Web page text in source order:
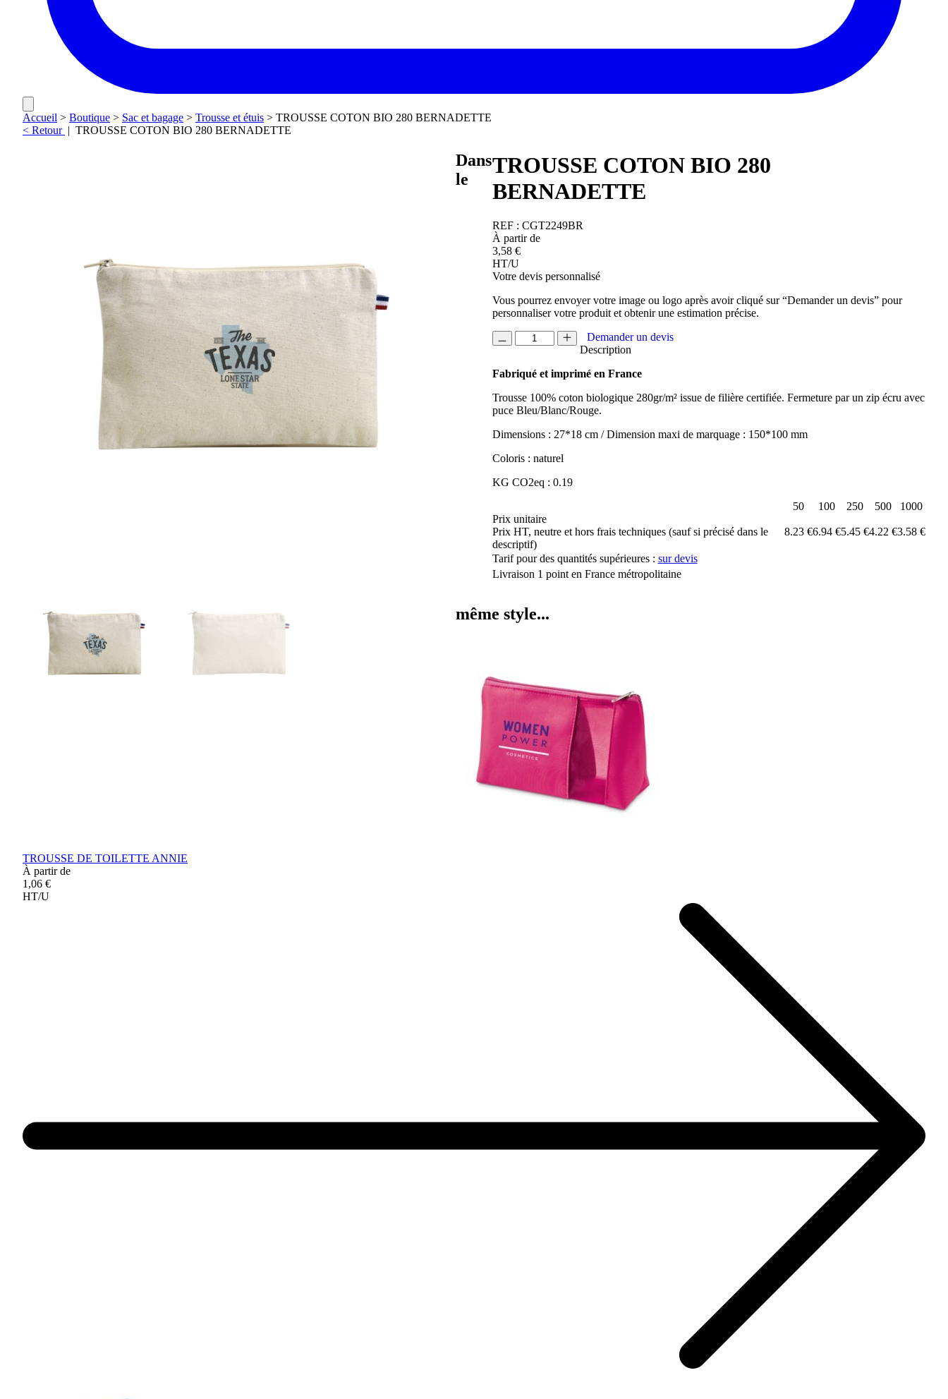
Accueil > Boutique > Sac et bagage > Trousse et étuis > TROUSSE COTON BIO 280 BERNADETTE
< Retour | TROUSSE COTON BIO 280 BERNADETTE
TROUSSE COTON BIO 280
BERNADETTE
REF : CGT2249BR
À partir de
3,58 €
HT/U
Votre devis personnalisé
Vous pourrez envoyer votre image ou logo après avoir cliqué sur “Demander un devis” pour
personnaliser votre produit et obtenir une estimation précise.
quantité
de
COTON
280
BERNADETTE
Demander un devis
Description
Fabriqué et imprimé en France
Trousse 100% coton biologique 280gr/m² issue de filière certifiée. Fermeture par un zip écru avec
puce Bleu/Blanc/Rouge.
Dimensions : 27*18 cm / Dimension maxi de marquage : 150*100 mm
Coloris : naturel
KG CO2eq : 0.19
50
100 250 500
1000
Prix unitaire
Prix HT, neutre et hors frais techniques (sauf si précisé dans le
descriptif)
8.23 €6.94 €5.45 €4.22 €3.58 €
Tarif pour des quantités supérieures : sur devis
Livraison 1 point en France métropolitaine
Dans
le
même style...
TROUSSE DE TOILETTE ANNIE
À partir de
1,06 €
HT/U